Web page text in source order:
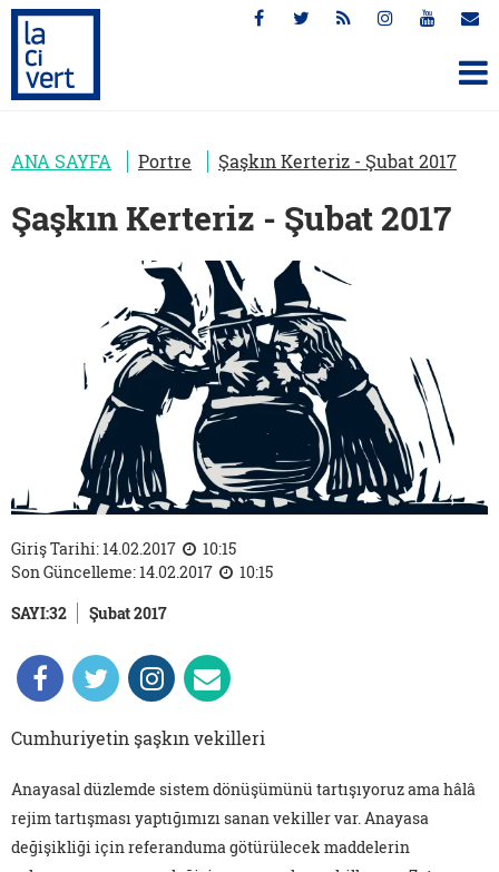
ANA SAYFA Portre Şaşkın Kerteriz - Şubat 2017
Şaşkın Kerteriz - Şubat 2017
Giriş Tarihi: 14.02.2017
10:15
Son Güncelleme: 14.02.2017
10:15
SAYI:32
Şubat 2017
Cumhuriyetin şaşkın vekilleri
Anayasal düzlemde sistem dönüşümünü tartışıyoruz ama hâlâ
rejim tartışması yaptığımızı sanan vekiller var. Anayasa
değişikliği için referanduma götürülecek maddelerin